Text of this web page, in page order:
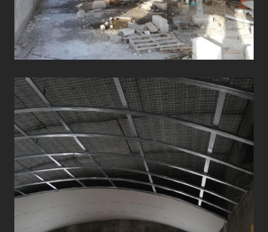
ÇATI UYGULAMALARI